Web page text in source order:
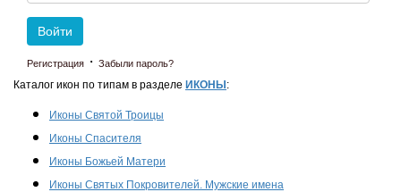
Войти
Регистрация · Забыли пароль?
Каталог икон по типам в разделе ИКОНЫ :
Иконы Святой Троицы
Иконы Спасителя
Иконы Божьей Матери
Иконы Святых Покровителей. Мужские имена